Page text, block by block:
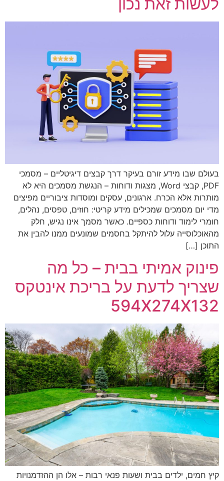
בעולם שבו מידע זורם בעיקר דרך קבצים דיגיטליים – מסמכי
PDF, קבצי Word, מצגות ודוחות – הנגשת מסמכים היא לא
מותרות אלא הכרח. ארגונים, עסקים ומוסדות ציבוריים מפיצים
מדי יום מסמכים שמכילים מידע קריטי: חוזים, טפסים, נהלים,
חומרי לימוד ודוחות כספיים. כאשר מסמך אינו נגיש, חלק
מהאוכלוסייה עלול להיתקל בחסמים שמונעים ממנו להבין את
התוכן […]
פינוק אמיתי בבית – כל מה
שצריך לדעת על בריכת אינטקס
594X274X132
קיץ חמים, ילדים בבית ושעות פנאי רבות – אלו הן ההזדמנויות